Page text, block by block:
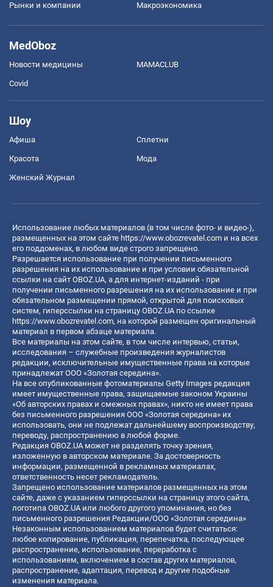
Рынки и компании Mакроэкономика
MedOboz
Новости медицины MAMACLUB
Covid
Шоу
Афиша Сплетни
Красота Мода
Женский Журнал
Использование любых материалов (в том числе фото- и видео-),
размещенных на этом сайте https://www.obozrevatel.com и на всех
его поддоменах, в любом виде строго запрещено.
Разрешается использование при получении письменного
разрешения на их использование и при условии обязательной
ссылки на сайт OBOZ.UA, а для интернет-изданий - при
получении письменного разрешения на их использование и при
обязательном размещении прямой, открытой для поисковых
систем, гиперссылки на страницу OBOZ.UA по ссылке
https://www.obozrevatel.com, на которой размещен оригинальный
материал в первом абзаце материала.
Все материалы на этом сайте, в том числе интервью, статьи,
исследования – служебные произведения журналистов
редакции, исключительные имущественные права на которые
принадлежат ООО «Золотая середина».
На все опубликованные фотоматериалы Getty Images редакция
имеет имущественные права, защищаемые законом Украины
«Об авторских правах и смежных правах», никто не имеет права
без письменного разрешения ООО «Золотая середина» их
использовать, они не подлежат дальнейшему воспроизводству,
переводу, распространению в любой форме.
Редакция OBOZ.UA может не разделять точку зрения,
изложенную в авторском материале. За достоверность
информации, размещенной в рекламных материалах,
ответственность несет рекламодатель.
Запрещено использование материалов размещенных на этом
сайте, даже с указанием гиперссылки на страницу этого сайта,
логотипа OBOZ.UA или любого другого упоминания, но без
письменного разрешения Редакции/ООО «Золотая середина»
Незаконным использованием материалов будет считаться:
любое копирование, публикация, перепечатка, последующее
распространение, использование, переработка с
использованием, включением в состав других материалов,
распространение, адаптация, перевод и другие подобные
изменения материала.